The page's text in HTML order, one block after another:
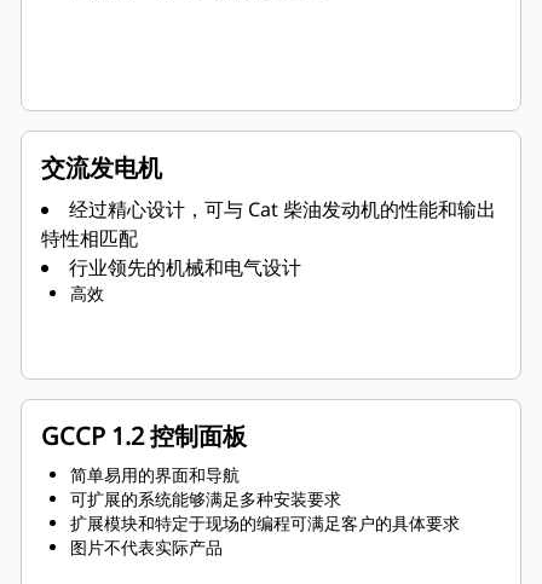
交流发电机
经过精心设计，可与 Cat 柴油发动机的性能和输出
特性相匹配
行业领先的机械和电气设计
高效
GCCP 1.2 控制面板
简单易用的界面和导航
可扩展的系统能够满足多种安装要求
扩展模块和特定于现场的编程可满足客户的具体要求
图片不代表实际产品